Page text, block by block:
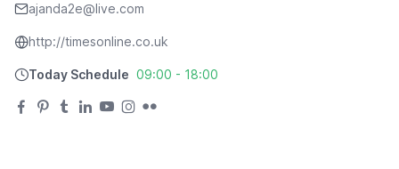
ajanda2e@live.com
http://timesonline.co.uk
Today Schedule 09:00 - 18:00